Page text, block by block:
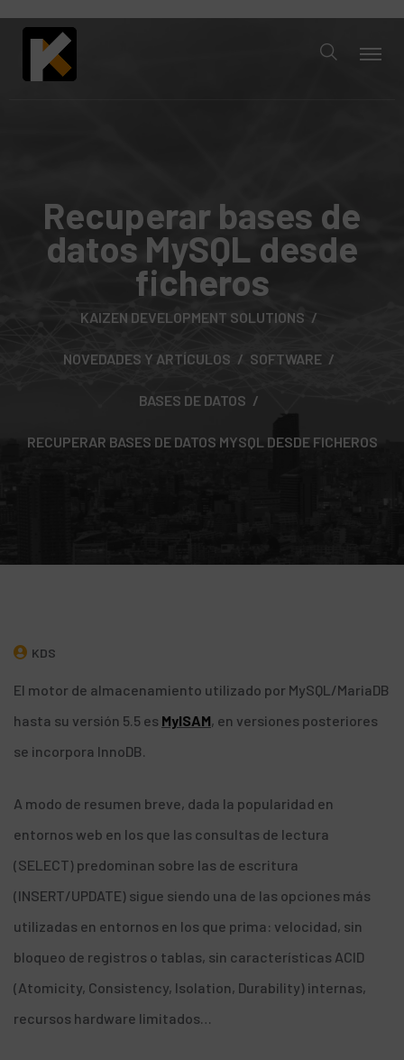
Recuperar bases de
datos MySQL desde
ficheros
KAIZEN DEVELOPMENT SOLUTIONS
NOVEDADES Y ARTÍCULOS SOFTWARE
BASES DE DATOS
RECUPERAR BASES DE DATOS MYSQL DESDE FICHEROS
KDS
El motor de almacenamiento utilizado por MySQL/MariaDB
hasta su versión 5.5 es MyISAM, en versiones posteriores
se incorpora InnoDB.
A modo de resumen breve, dada la popularidad en
entornos web en los que las consultas de lectura
(SELECT) predominan sobre las de escritura
(INSERT/UPDATE) sigue siendo una de las opciones más
utilizadas en entornos en los que prima: velocidad, sin
bloqueo de registros o tablas, sin características ACID
(Atomicity, Consistency, Isolation, Durability) internas,
recursos hardware limitados…